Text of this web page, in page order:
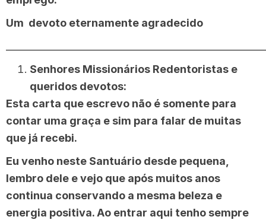
Um devoto eternamente agradecido
Senhores Missionários Redentoristas e
queridos devotos:
Esta carta que escrevo não é somente para
contar uma graça e sim para falar de muitas
que já recebi.
Eu venho neste Santuário desde pequena,
lembro dele e vejo que após muitos anos
continua conservando a mesma beleza e
energia positiva. Ao entrar aqui tenho sempre